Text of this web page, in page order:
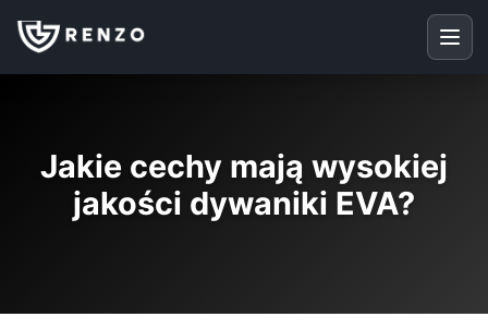
Jakie cechy mają wysokiej
jakości dywaniki EVA?